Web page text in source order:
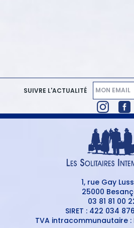
SUIVRE L'ACTUALITÉ
1, rue Gay
25000
03 81 81 00
SIRET : 422 034
TVA intracommunautaire :